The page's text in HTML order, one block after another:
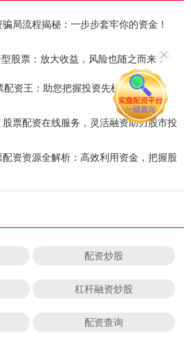
局流程揭秘：一步步套牢你的资金！
股票：放大收益，风险也随之而来？
资王：助您把握投资先机，放大收
票配资在线服务，灵活融资助力股市投
资资源全解析：高效利用资金，把握股
配资炒股
杠杆融资炒股
配资查询